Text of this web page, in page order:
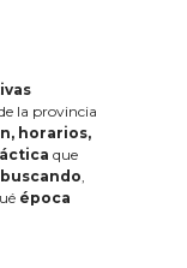
la provincia
horarios,
que
,
época